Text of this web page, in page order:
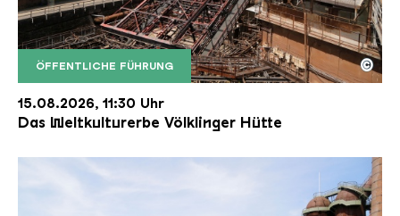
ÖFFENTLICHE FÜHRUNG
Der Erzschrägaufzug der Völklinger Hütte mit
Copyright: Weltkulturerbe Völklinger Hütte | Karl
©
15.08.2026, 11:30 Uhr
Das Weltkulturerbe Völklinger Hütte